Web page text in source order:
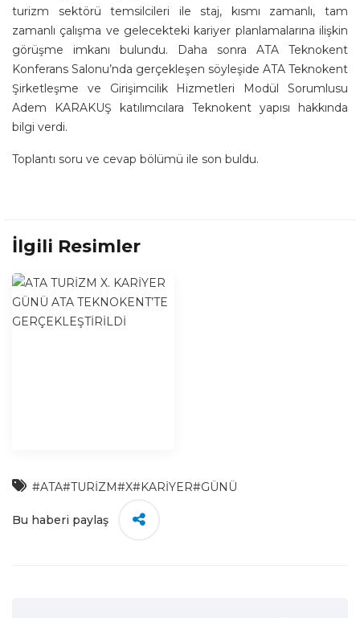
turizm sektörü temsilcileri ile staj, kısmı zamanlı, tam
zamanlı çalışma ve gelecekteki kariyer planlamalarına ilişkin
görüşme imkanı bulundu. Daha sonra ATA Teknokent
Konferans Salonu’nda gerçekleşen söyleşide ATA Teknokent
Şirketleşme ve Girişimcilik Hizmetleri Modül Sorumlusu
Adem KARAKUŞ katılımcılara Teknokent yapısı hakkında
bilgi verdi.
Toplantı soru ve cevap bölümü ile son buldu.
İlgili Resimler
#ATA#TURİZM#X#KARİYER#GÜNÜ
Bu haberi paylaş